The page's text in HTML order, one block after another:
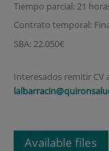
Tiempo parcial: 21
Contrato temporal:
SBA: 22.050€
Interesados remitir CV
Available files